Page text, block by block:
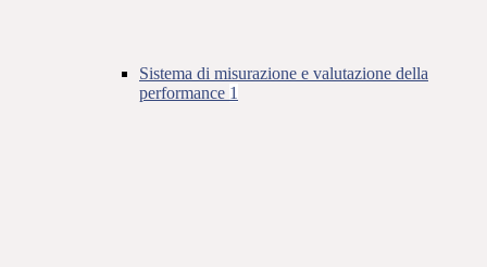
Sistema di misurazione e valutazione della
performance 1